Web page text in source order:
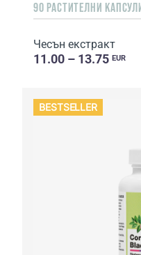
90 РАСТИТЕЛНИ КАПСУЛИ
Чесън екстракт
11.00 – 13.75 EUR
BESTSELLER